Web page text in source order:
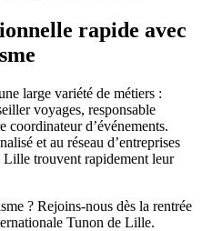
rapide avec
large variété de métiers :
voyages, responsable
coordinateur d’événements.
et au réseau d’entreprises
Lille trouvent rapidement leur
? Rejoins-nous dès la rentrée
Tunon de Lille.